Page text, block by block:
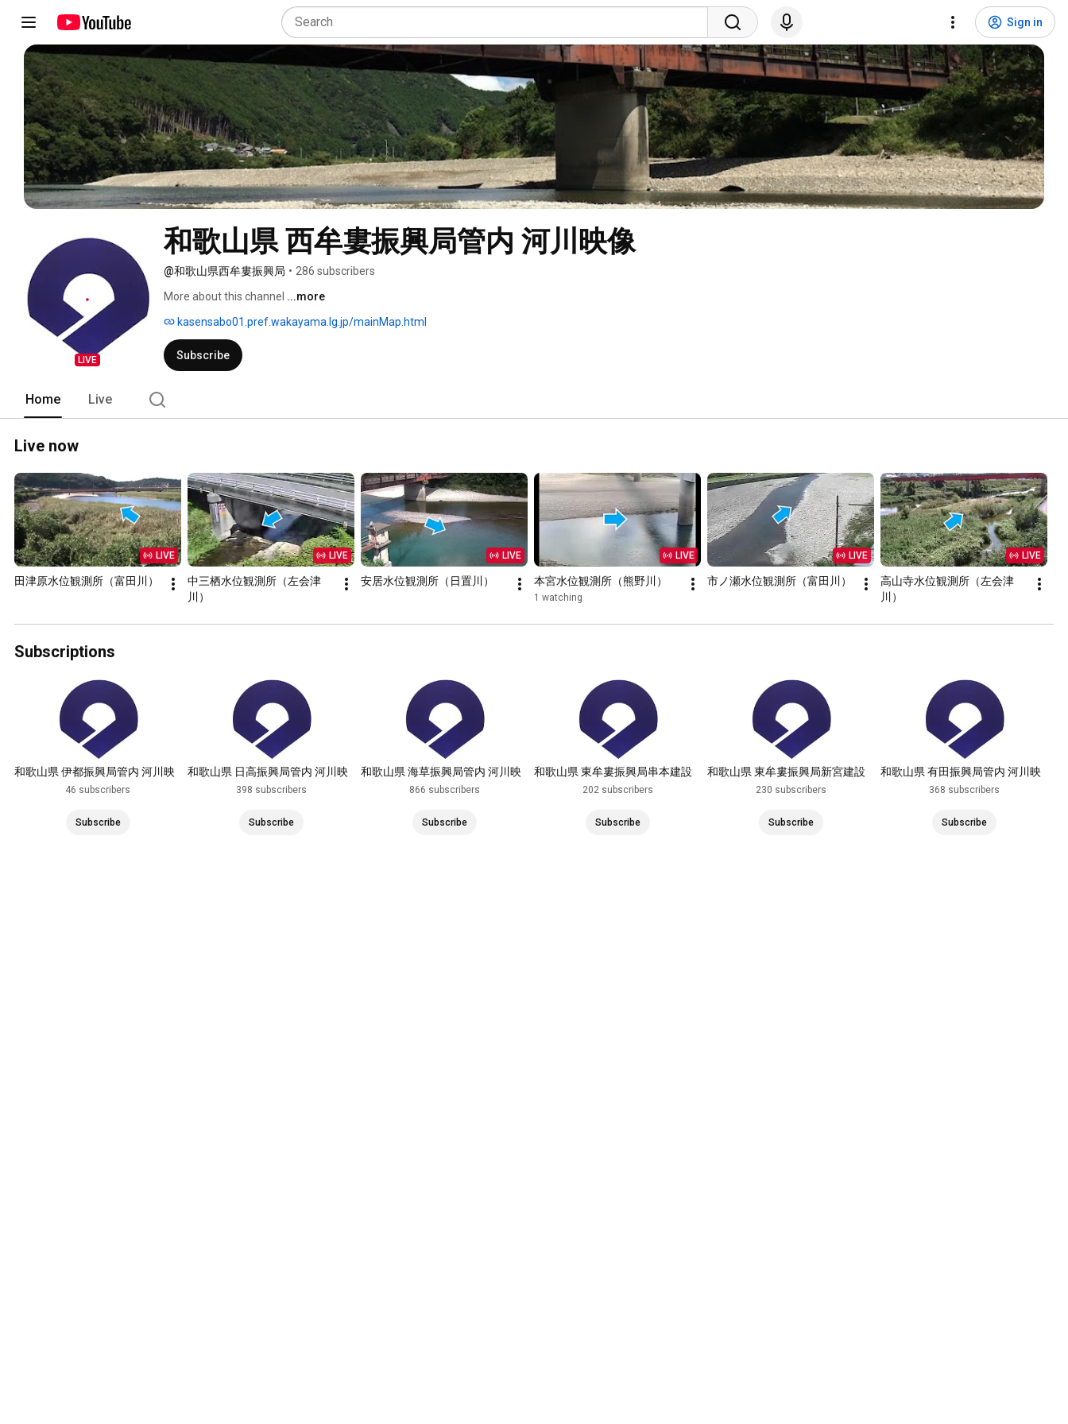
Sign in
LIVE
和歌山県 西牟婁振興局管内 河川映像
@和歌山県西牟婁振興局 • 286 subscribers
More about this channel ...more
kasensabo01.pref.wakayama.lg.jp/mainMap.html
Subscribe
Home Live
Live now
LIVE
田津原水位観測所（富田川）
LIVE
中三栖水位観測所（左会津
川）
LIVE
安居水位観測所（日置川）
LIVE
本宮水位観測所（熊野川）
1 watching
LIVE
市ノ瀬水位観測所（富田川）
LIVE
高山寺水位観測所（左会津
川）
Subscriptions
和歌山県 伊都振興局管内 河川映
46 subscribers
Subscribe
和歌山県 日高振興局管内 河川映
398 subscribers
Subscribe
和歌山県 海草振興局管内 河川映
866 subscribers
Subscribe
和歌山県 東牟婁振興局串本建設
部管内 河川映像202 subscribers
Subscribe
和歌山県 東牟婁振興局新宮建設
部管内 河川映像230 subscribers
Subscribe
和歌山県 有田振興局管内 河川映
368 subscribers
Subscribe